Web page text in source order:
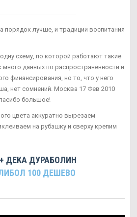
порядок лучше, и традиции воспитания
схему, по которой работают такие
данных по распространенности и
финансирования, но то, что у него
нет сомнений. Москва 17 Фев 2010
большое!
цвета аккуратно вырезаем
на рубашку и сверху крепим
ДЕКА ДУРАБОЛИН
100 ДЕШЕВО